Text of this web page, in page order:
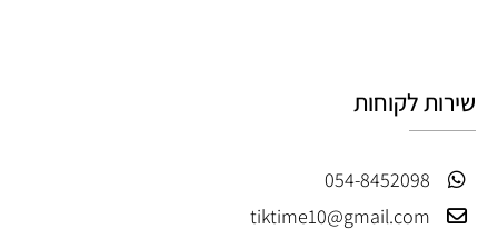
שירות לקוחות
054-8452098
tiktime10@gmail.com